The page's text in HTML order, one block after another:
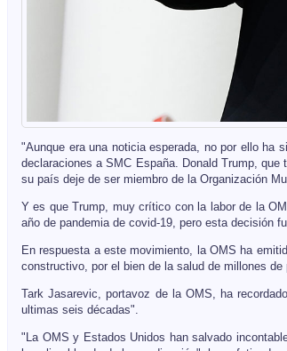
"Aunque era una noticia esperada, no por ello ha
declaraciones a SMC España. Donald Trump,
su país deje de ser miembro de la Organización
Y es que Trump, muy crítico con la labor de la
año de pandemia de covid-19, pero esta decisión
En respuesta a este movimiento, la OMS ha
constructivo, por el bien de la salud de millones de
Tark Jasarevic, portavoz de la OMS, ha
ultimas seis décadas".
"La OMS y Estados Unidos han salvado